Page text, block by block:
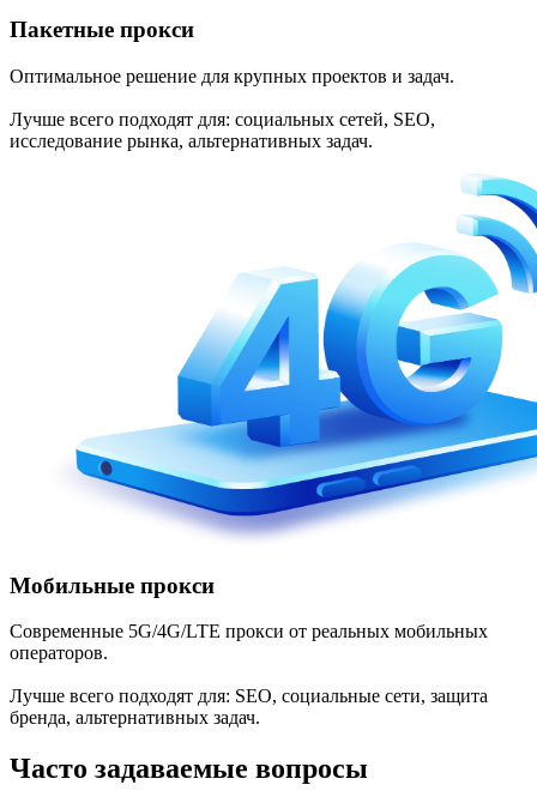
Пакетные прокси
Оптимальное решение для крупных проектов и задач.
Лучше всего подходят для: социальных сетей, SEO,
исследование рынка, альтернативных задач.
Мобильные прокси
Современные 5G/4G/LTE прокси от реальных мобильных
операторов.
Лучше всего подходят для: SEO, социальные сети, защита
бренда, альтернативных задач.
Часто задаваемые вопросы